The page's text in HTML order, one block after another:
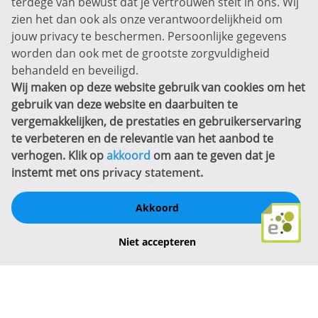
Privacyverklaring
Sitemap
Copyright
Bekijk ook eens
zien het dan ook als onze verantwoordelijkheid om
jouw privacy te beschermen. Persoonlijke gegevens
worden dan ook met de grootste zorgvuldigheid
behandeld en beveiligd.
Wij maken op deze website gebruik van cookies om het
gebruik van deze website en daarbuiten te
vergemakkelijken, de prestaties en gebruikerservaring
te verbeteren en de relevantie van het aanbod te
verhogen. Klik opakkoord om aan te geven dat je
instemt met ons privacy statement.
Akkoord
Niet accepteren